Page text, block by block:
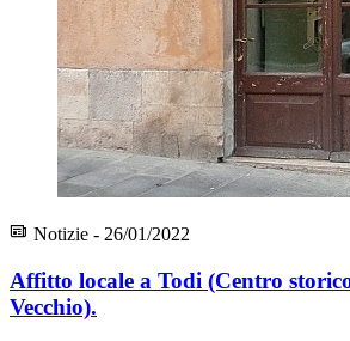
Notizie - 26/01/2022
Affitto locale a Todi (Centro
Vecchio).